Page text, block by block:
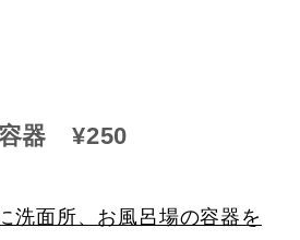
容器 ¥250
洗面所、お風呂場の容器を